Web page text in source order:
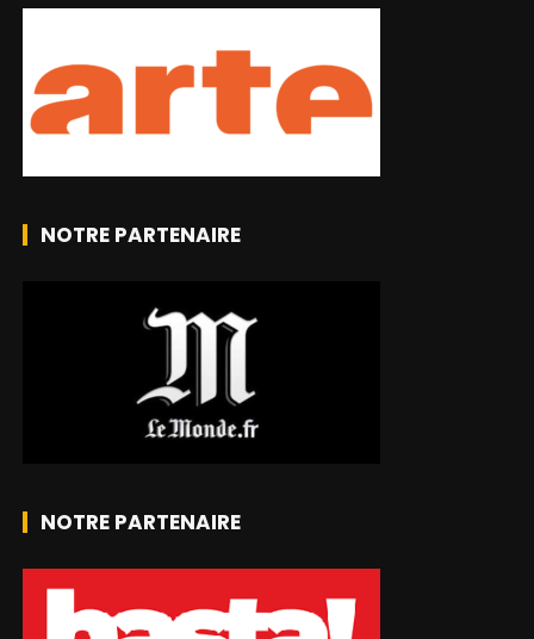
NOTRE PARTENAIRE
NOTRE PARTENAIRE